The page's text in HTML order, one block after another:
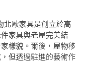
北歐家具是創立於高
家具與老屋完美結
樣貌。爾後，屋物移
但透過駐進的藝術作